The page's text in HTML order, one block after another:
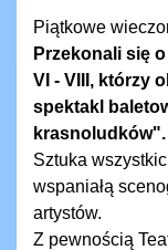
Piątkowe
Przekonali się
VI - VIII, którzy
spektakl
krasnoludków".
Sztuka
wspaniałą
artystów.
Z pewnością